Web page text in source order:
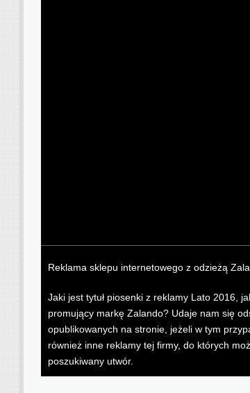
Reklama sklepu internetowego z odzieżą
Jaki jest tytuł piosenki z reklamy Lato 2016,
promujący markę Zalando? Udaje nam się
opublikowanych na stronie, jeżeli w tym
również inne reklamy tej firmy, do których
poszukiwany utwór.